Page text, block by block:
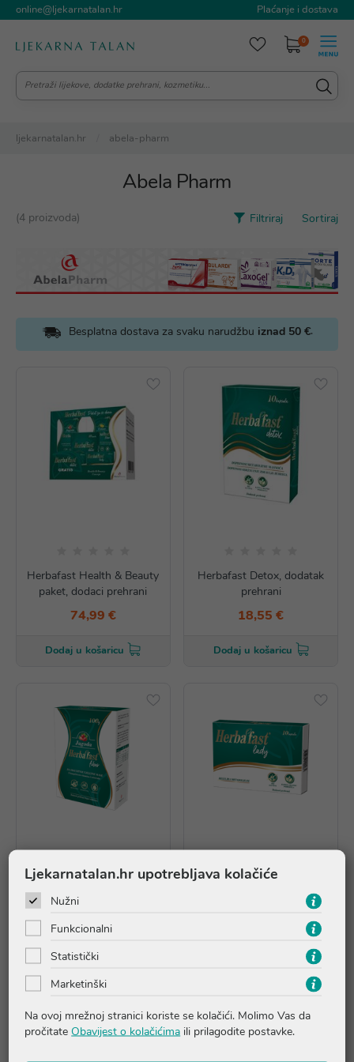
online@ljekarnatalan.hr Plaćanje i dostava
0
ljekarnatalan.hr abela-pharm
Abela Pharm
(4 proizvoda) Filtriraj Sortiraj
Besplatna dostava za svaku narudžbu iznad 50 €.
Herbafast Health & Beauty
paket, dodaci prehrani
74,99 €
Dodaj u košaricu
Herbafast Detox, dodatak
prehrani
18,55 €
Dodaj u košaricu
Herbafast fiber JAGODA,
dodatak prehrani
16,86 €
Herbafast Lady, dodatak
Abela Pharm d.o.o. je poduzeće za razvoj i proizvodnju
farmaceutskih proizvoda visoke kvalitete. Poduzeće proizvodi
Ljekarnatalan.hr upotrebljava kolačiće
Nužni
Funkcionalni
Statistički
Marketinški
Na ovoj mrežnoj stranici koriste se kolačići. Molimo Vas da
pročitate Obavijest o kolačićima ili prilagodite postavke.